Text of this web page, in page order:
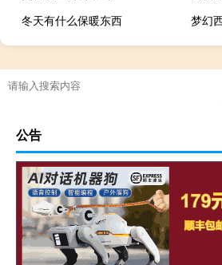
冬天有什么保暖东西
梦幻
公告